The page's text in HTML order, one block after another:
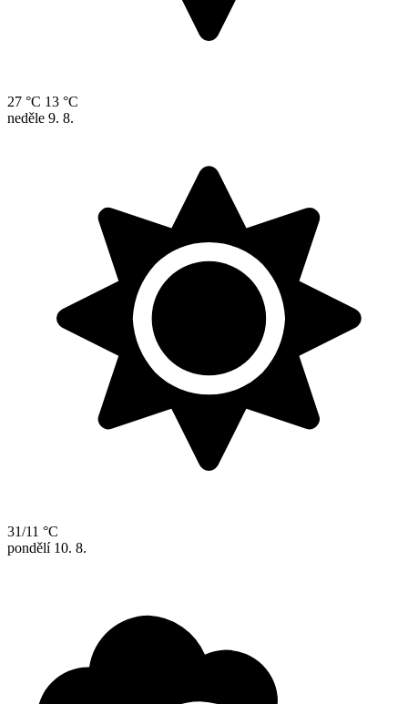
27 °C 13 °C
neděle 9. 8.
31/11 °C
pondělí 10. 8.